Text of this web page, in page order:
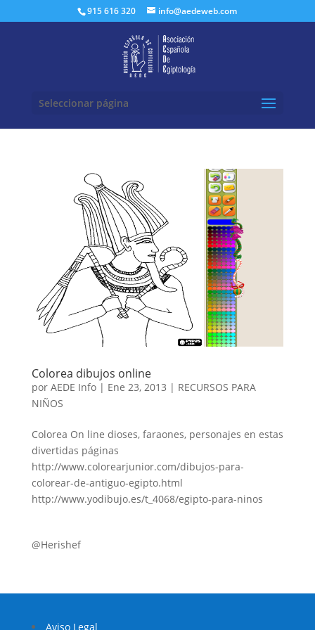
915 616 320 info@aedeweb.com
Seleccionar página
Colorea dibujos online
por AEDE Info| Ene 23, 2013 | RECURSOS PARA
NIÑOS
Colorea On line dioses, faraones, personajes en estas
divertidas páginas
http://www.colorearjunior.com/dibujos-para-
colorear-de-antiguo-egipto.html
http://www.yodibujo.es/t_4068/egipto-para-ninos
@Herishef
Aviso Legal